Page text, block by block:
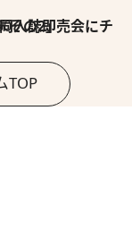
チャレンジ その2」
TOP